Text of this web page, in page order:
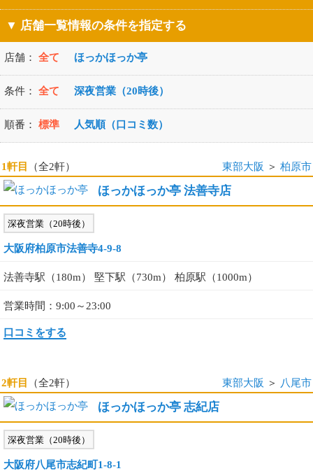
▼ 店舗一覧情報の条件を指定する
店舗： 全て ほっかほっか亭
条件： 全て 深夜営業（20時後）
順番： 標準 人気順（口コミ数）
1軒目 （全2軒） 東部大阪 ＞ 柏原市
ほっかほっか亭 法善寺店
深夜営業（20時後）
大阪府柏原市法善寺4-9-8
法善寺駅（180m） 堅下駅（730m） 柏原駅（1000m）
営業時間：9:00～23:00
口コミをする
2軒目 （全2軒） 東部大阪 ＞ 八尾市
ほっかほっか亭 志紀店
深夜営業（20時後）
大阪府八尾市志紀町1-8-1